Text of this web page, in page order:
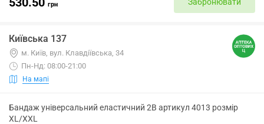
грн
Київська 137
м. Київ, вул. Клавдіївська, 34
Пн-Нд: 08:00-21:00
На мапі
Бандаж універсальний еластичний 2B артикул 4013 розмір
XL/XXL